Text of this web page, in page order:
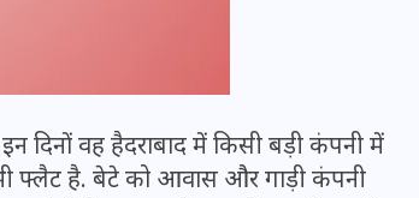
दिनों वह हैदराबाद में किसी बड़ी कंपनी में
फ्लैट है. बेटे को आवास और गाड़ी कंपनी